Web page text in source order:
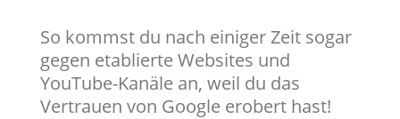
So kommst du nach einiger Zeit sogar
gegen etablierte Websites und
YouTube-Kanäle an, weil du das
Vertrauen von Google erobert hast!